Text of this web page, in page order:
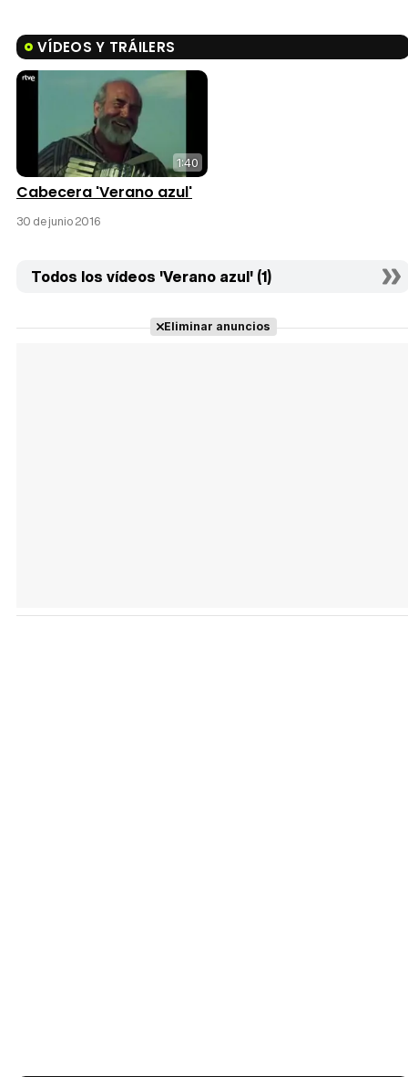
VÍDEOS Y TRÁILERS
1:40
Cabecera 'Verano azul'
30 de junio 2016
Todos los vídeos 'Verano azul' (1)
Eliminar anuncios